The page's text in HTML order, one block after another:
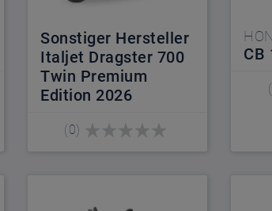
(0)
Sonstiger Hersteller
Italjet Dragster 700
Twin Premium
Edition 2026
CB